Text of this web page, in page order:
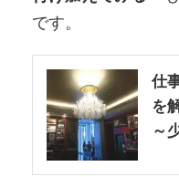
です。
仕
を
～